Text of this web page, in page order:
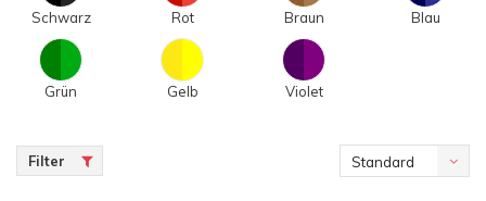
Schwarz Rot Braun Blau
Grün Gelb Violet
Filter Standard